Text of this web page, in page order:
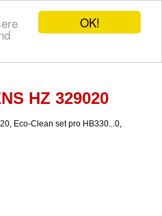
OK!
HZ 329020
Eco-Clean set pro HB330...0,